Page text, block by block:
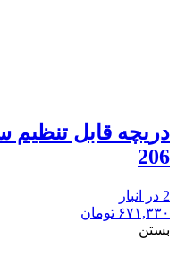
دریچه قابل
206
2 در انبار
۶۷۱,۳۳۰ تومان
بستن